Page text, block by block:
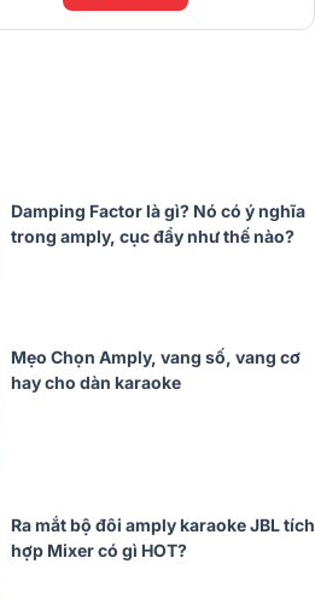
Damping Factor là gì? Nó có ý nghĩa
trong amply, cục đẩy như thế nào?
Mẹo Chọn Amply, vang số, vang cơ
hay cho dàn karaoke
Ra mắt bộ đôi amply karaoke JBL tích
hợp Mixer có gì HOT?